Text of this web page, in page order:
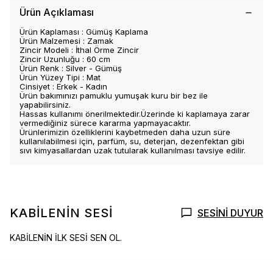
Ürün Açıklaması
Ürün Kaplaması : Gümüş Kaplama
Ürün Malzemesi : Zamak
Zincir Modeli : İthal Örme Zincir
Zincir Uzunluğu : 60 cm
Ürün Renk : Silver - Gümüş
Ürün Yüzey Tipi : Mat
Cinsiyet : Erkek - Kadın
Ürün bakımınızı pamuklu yumuşak kuru bir bez ile
yapabilirsiniz.
Hassas kullanımı önerilmektedir.Üzerinde ki kaplamaya zarar
vermediğiniz sürece kararma yapmayacaktır.
Ürünlerimizin özelliklerini kaybetmeden daha uzun süre
kullanılabilmesi için, parfüm, su, deterjan, dezenfektan gibi
sıvı kimyasallardan uzak tutularak kullanılması tavsiye edilir.
KABİLENİN SESİ SESİNİ DUYUR
KABİLENİN İLK SESİ SEN OL.